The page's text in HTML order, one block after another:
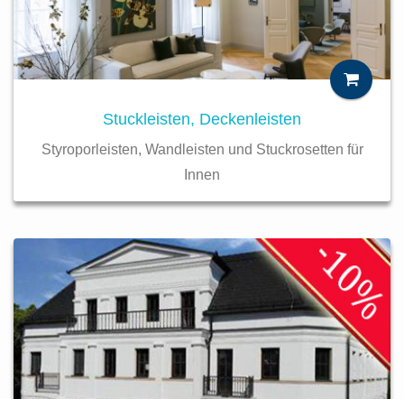
Stuckleisten, Deckenleisten
Styroporleisten, Wandleisten und Stuckrosetten für
Innen